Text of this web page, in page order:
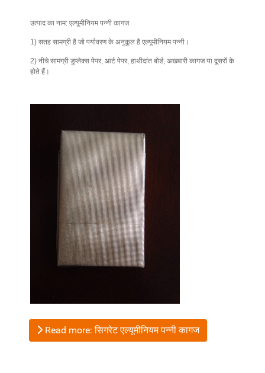
उत्पाद का नाम: एल्यूमीनियम पन्नी कागज
1) सतह सामग्री है जो पर्यावरण के अनुकूल है एल्यूमीनियम पन्नी।
2) नीचे सामग्री डुप्लेक्स पेपर, आर्ट पेपर, हाथीदांत बोर्ड, अखबारी कागज या दूसरों के
होते हैं।
Read more: सिगरेट एल्यूमीनियम पन्नी कागज